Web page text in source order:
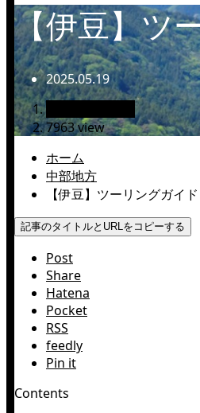
【伊豆】ツ
2025.05.19
7963 view
ホーム
中部地方
【伊豆】ツーリングガイ
記事のタイトルとURLをコピーする
Post
Share
Hatena
Pocket
RSS
feedly
Pin it
Contents